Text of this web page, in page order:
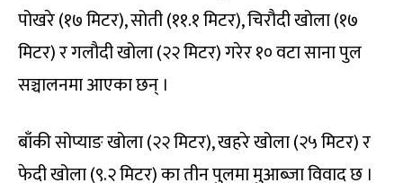
पोखरे (१७ मिटर), सोती (११.१ मिटर), चिरौदी खोला (१७
मिटर) र गलौदी खोला (२२ मिटर) गरेर १० वटा साना पुल
सञ्चालनमा आएका छन् ।
बाँकी सोप्याङ खोला (२२ मिटर), खहरे खोला (२५ मिटर) र
फेदी खोला (९.२ मिटर) का तीन पुलमा मुआब्जा विवाद छ ।